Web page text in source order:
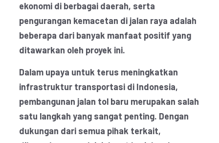
ekonomi di berbagai daerah, serta
pengurangan kemacetan di jalan raya adalah
beberapa dari banyak manfaat positif yang
ditawarkan oleh proyek ini.
Dalam upaya untuk terus meningkatkan
infrastruktur transportasi di Indonesia,
pembangunan jalan tol baru merupakan salah
satu langkah yang sangat penting. Dengan
dukungan dari semua pihak terkait,